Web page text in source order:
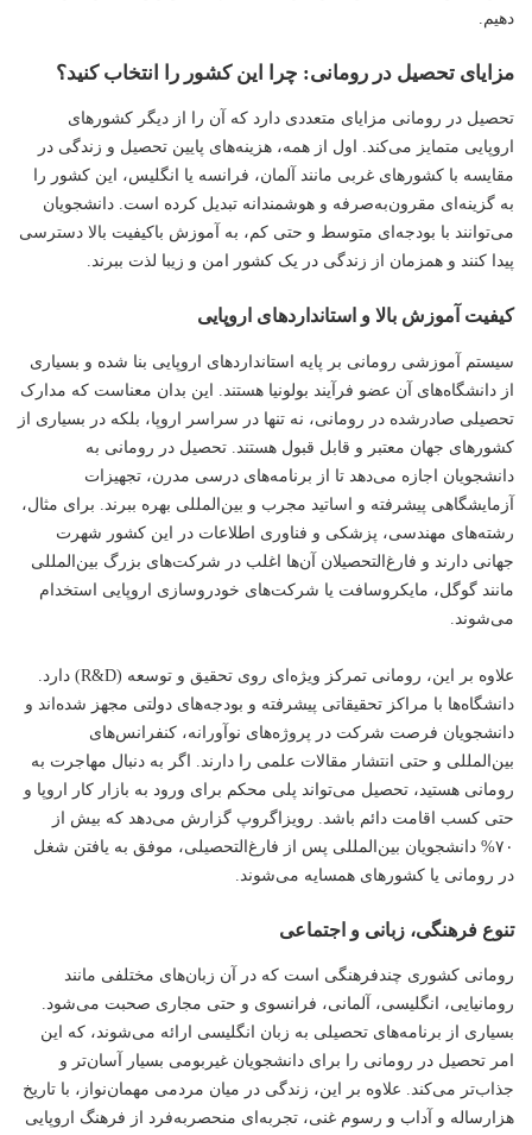
دهیم.
مزایای تحصیل در رومانی: چرا این کشور را انتخاب کنید؟
تحصیل در رومانی مزایای متعددی دارد که آن را از دیگر کشورهای
اروپایی متمایز می‌کند. اول از همه، هزینه‌های پایین تحصیل و زندگی در
مقایسه با کشورهای غربی مانند آلمان، فرانسه یا انگلیس، این کشور را
به گزینه‌ای مقرون‌به‌صرفه و هوشمندانه تبدیل کرده است. دانشجویان
می‌توانند با بودجه‌ای متوسط و حتی کم، به آموزش باکیفیت بالا دسترسی
پیدا کنند و همزمان از زندگی در یک کشور امن و زیبا لذت ببرند.
کیفیت آموزش بالا و استانداردهای اروپایی
سیستم آموزشی رومانی بر پایه استانداردهای اروپایی بنا شده و بسیاری
از دانشگاه‌های آن عضو فرآیند بولونیا هستند. این بدان معناست که مدارک
تحصیلی صادرشده در رومانی، نه تنها در سراسر اروپا، بلکه در بسیاری از
کشورهای جهان معتبر و قابل قبول هستند. تحصیل در رومانی به
دانشجویان اجازه می‌دهد تا از برنامه‌های درسی مدرن، تجهیزات
آزمایشگاهی پیشرفته و اساتید مجرب و بین‌المللی بهره ببرند. برای مثال،
رشته‌های مهندسی، پزشکی و فناوری اطلاعات در این کشور شهرت
جهانی دارند و فارغ‌التحصیلان آن‌ها اغلب در شرکت‌های بزرگ بین‌المللی
مانند گوگل، مایکروسافت یا شرکت‌های خودروسازی اروپایی استخدام
می‌شوند.
علاوه بر این، رومانی تمرکز ویژه‌ای روی تحقیق و توسعه (R&D) دارد.
دانشگاه‌ها با مراکز تحقیقاتی پیشرفته و بودجه‌های دولتی مجهز شده‌اند و
دانشجویان فرصت شرکت در پروژه‌های نوآورانه، کنفرانس‌های
بین‌المللی و حتی انتشار مقالات علمی را دارند. اگر به دنبال مهاجرت به
رومانی هستید، تحصیل می‌تواند پلی محکم برای ورود به بازار کار اروپا و
حتی کسب اقامت دائم باشد. رویزاگروپ گزارش می‌دهد که بیش از
۷۰% دانشجویان بین‌المللی پس از فارغ‌التحصیلی، موفق به یافتن شغل
در رومانی یا کشورهای همسایه می‌شوند.
تنوع فرهنگی، زبانی و اجتماعی
رومانی کشوری چندفرهنگی است که در آن زبان‌های مختلفی مانند
رومانیایی، انگلیسی، آلمانی، فرانسوی و حتی مجاری صحبت می‌شود.
بسیاری از برنامه‌های تحصیلی به زبان انگلیسی ارائه می‌شوند، که این
امر تحصیل در رومانی را برای دانشجویان غیربومی بسیار آسان‌تر و
جذاب‌تر می‌کند. علاوه بر این، زندگی در میان مردمی مهمان‌نواز، با تاریخ
هزارساله و آداب و رسوم غنی، تجربه‌ای منحصربه‌فرد از فرهنگ اروپایی